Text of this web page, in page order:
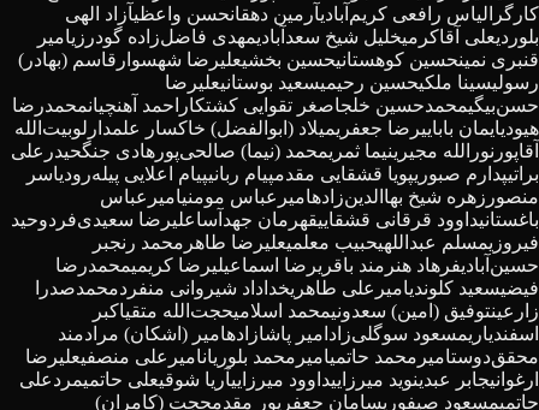
کارگر الیاس رافعی کریم‌آبادیآرمین دهقانحسن واعظیآزاد الهی
بلوردیعلی آقاکرمیخلیل شیخ سعدآبادیمهدی فاضل‌زاده گودرزیامیر
قنبری نمینحسین کوهستانیحسین بخشیعلیرضا شهسوار قاسم (بهادر)
رسولیسینا ملکیحسین رحیمیسعید بوستانیعلیرضا
حسن‌بیگیمحمدحسین خلجاصغر تقوایی کشتکار احمد آهنچیانمحمدرضا
هیودیایمان باباییرضا جعفریمیلاد (ابوالفضل) خاکسار علمدارلوبیت‌الله
آقاپور نورالله مجیرینیما ثمریمحمد (نیما) صالحی‌پور هادی جنگحیدرعلی
براتیپدارم صبوریپویا قشقایی مقدمپیام ربانیپیام اعلایی پیله‌رودیاسر
منصور زهره شیخ بهاالدین‌زادهامیرعباس مومنیامیرعباس
باغستانیداوود قرقانی قشقاییقهرمان جهدآساعلیرضا سعیدی‌‌فردوحید
فیروزیمسلم عبداللهیحبیب معلمیعلیرضا طاهر محمد رنجبر
حسین‌آبادیفرهاد هنرمند باقریرضا اسماعیلیرضا کریمیمحمدرضا
فیضیسعید کلوندیامیرعلی طاهریخداداد شیروانی منفردمحمدصدرا
زارعینتوفیق (امین) سعدونیمحمد اسلامیحجت‌الله متقیاکبر
اسفندیاریمسعود سوگلی‌زاد امیر پاشازادهامیر (اشکان) مرادمند
محقق‌دوستامیرمحمد حاتمیامیرمحمد بلوریانامیرعلی منصفیعلیرضا
ارغوانیجابر عبدینوید میرزاییداوود میرزاییآریا شوقیعلی حاتمیمردعلی
حاتمیمسعود صیفوریسامان جعفرپور مقدمحجت (کامران)